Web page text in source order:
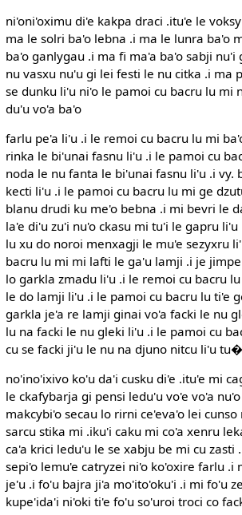
ni'oni'oximu di'e kakpa draci .itu'e le
ma le solri ba'o lebna .i ma le lunra ba'o
ba'o ganlygau .i ma fi ma'a ba'o sabji nu'i
nu vasxu nu'u gi lei festi le nu citka .i ma
se dunku li'u ni'o le pamoi cu bacru lu mi
du'u vo'a ba'o
farlu pe'a li'u .i le remoi cu bacru lu mi
rinka le bi'unai fasnu li'u .i le pamoi cu
noda le nu fanta le bi'unai fasnu li'u .i vy.
kecti li'u .i le pamoi cu bacru lu mi ge
blanu drudi ku me'o bebna .i mi bevri le
la'e di'u zu'i nu'o ckasu mi tu'i le gapru
lu xu do noroi menxagji le mu'e sezyxru
bacru lu mi mi lafti le ga'u lamji .i je
lo garkla zmadu li'u .i le remoi cu bacru
le do lamji li'u .i le pamoi cu bacru lu ti'e
garkla je'a re lamji ginai vo'a facki le nu
lu na facki le nu gleki li'u .i le pamoi cu
cu se facki ji'u le nu na djuno nitcu li'u
no'ino'ixivo ko'u da'i cusku di'e .itu'e mi
le ckafybarja gi pensi ledu'u vo'e vo'a
makcybi'o secau lo rirni ce'eva'o lei
sarcu stika mi .iku'i caku mi co'a xenru
ca'a krici ledu'u le se xabju be mi cu zasti
sepi'o lemu'e catryzei ni'o ko'oxire farlu .i
je'u .i fo'u bajra ji'a mo'ito'oku'i .i mi fo'u
kupe'ida'i ni'oki ti'e fo'u so'uroi troci co